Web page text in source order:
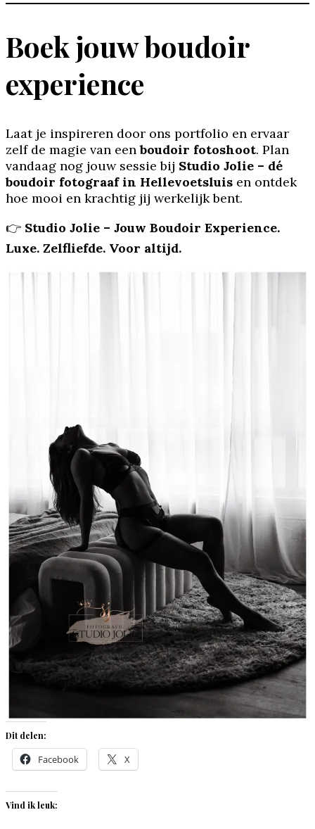
Boek jouw boudoir
experience
Laat je inspireren door ons portfolio en ervaar
zelf de magie van eenboudoir fotoshoot. Plan
vandaag nog jouw sessie bij Studio Jolie – dé
boudoir fotograaf in Hellevoetsluis en ontdek
hoe mooi en krachtig jij werkelijk bent.
👉 Studio Jolie – Jouw Boudoir Experience.
Luxe. Zelfliefde. Voor altijd.
Dit delen:
Facebook X
Vind ik leuk: